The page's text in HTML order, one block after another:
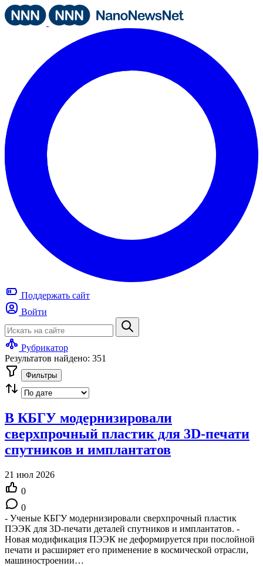
Поддержать сайт
Войти
Рубрикатор
Результатов найдено: 351
Фильтры
В КБГУ модернизировали
сверхпрочный пластик для 3D-печати
спутников и имплантатов
21 июл 2026
0
0
- Ученые КБГУ модернизировали сверхпрочный пластик
ПЭЭК для 3D-печати деталей спутников и имплантатов. -
Новая модификация ПЭЭК не деформируется при послойной
печати и расширяет его применение в космической отрасли,
машиностроении…